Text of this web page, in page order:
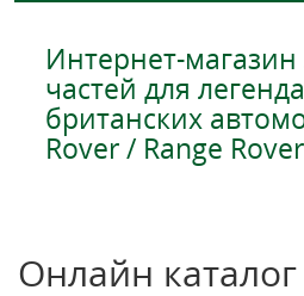
Интернет-
частей для
британских
Rover / Range Rover
Онлайн каталог